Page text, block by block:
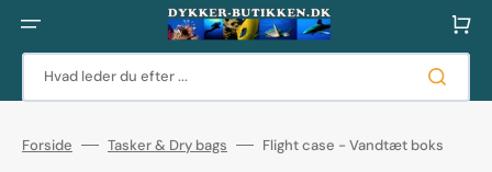
indhold
Hvad leder du efter ...
Forside Tasker & Dry bags Flight case - Vandtæt boks